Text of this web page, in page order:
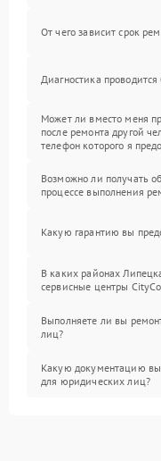
От чего зависит срок
Диагностика проводится
Может ли вместо меня
после ремонта другой
телефон которого я
Возможно ли получать
процессе выполнения
Какую гарантию вы
В каких районах
сервисные центры
Выполняете ли вы
лиц?
Какую документацию вы
для юридических лиц?